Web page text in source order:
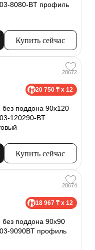
8080-BT профиль
Купить сейчас
28672
20 750 ₸ x 12
поддона 90x120
120290-BT
Купить сейчас
28674
18 967 ₸ x 12
поддона 90x90
9090BT профиль